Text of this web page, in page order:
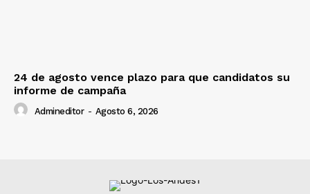
24 de agosto vence plazo para que candidatos su
informe de campaña
Admineditor - Agosto 6, 2026